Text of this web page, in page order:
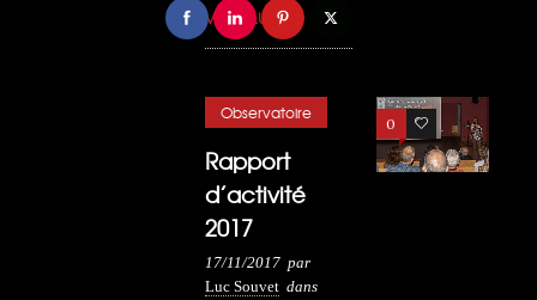
VOIR PLUS
0 4
Observatoire
Rapport
d’activité
2017
17/11/2017 par
Luc Souvet dans